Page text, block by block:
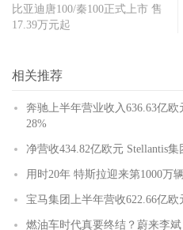
比亚迪唐100/秦100正式上市 售
17.39万元起
相关推荐
奔驰上半年营业收入636.63亿
28%
净营收434.82亿欧元 Stellantis
用时20年 特斯拉迎来第1000万
宝马集团上半年营收622.66亿
燃油车时代真要终结？蔚来李